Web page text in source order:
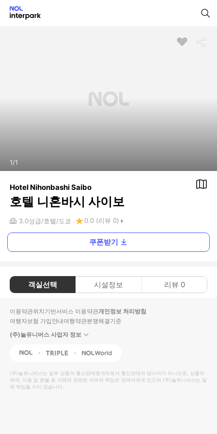
1/1
Hotel Nihonbashi Saibo
호텔 니혼바시 사이보
3.0성급 호텔 도쿄 0.0 (리뷰 0)
쿠폰받기
객실선택 시설정보 리뷰 0
이용약관위치기반서비스 이용약관개인정보 처리방침
여행자보험 가입안내여행약관분쟁해결기준
(주)놀유니버스 사업자 정보
NOL Triple Interpark Global
(주)놀유니버스는 일부 상품의 통신판매중개자로서 통신판매의 당사자가 아니므로, 상품의
예약, 이용 및 환불 등 거래와 관련된 의무와 책임은 판매자에게 있으며 (주)놀유니버스는 일
체 책임을 지지 않습니다.